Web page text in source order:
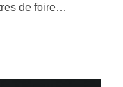
de foire…